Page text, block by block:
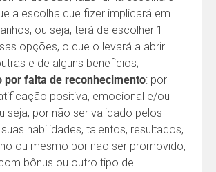
a escolha que fizer implicará em
ou seja, terá de escolher 1
opções, o que o levará a abrir
e de alguns benefícios;
por falta de reconhecimento: por
positiva, emocional e/ou
seja, por não ser validado pelos
habilidades, talentos, resultados,
ou mesmo por não ser promovido,
bônus ou outro tipo de